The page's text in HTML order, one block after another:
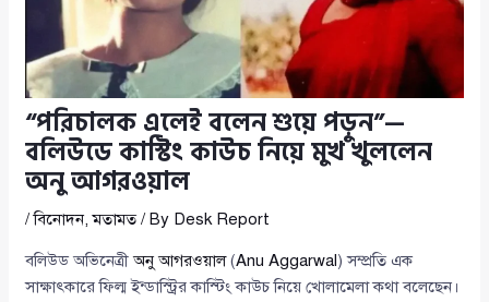
“পরিচালক এলেই বলেন শুয়ে পড়ুন”—
বলিউডে কাস্টিং কাউচ নিয়ে মুখ খুললেন
অনু আগরওয়াল
/বিনোদন,মতামত/ By Desk Report
বলিউড অভিনেত্রীঅনু আগরওয়াল(Anu Aggarwal ) সম্প্রতি এক
সাক্ষাৎকারে ফিল্ম ইন্ডাস্ট্রির কাস্টিং কাউচ নিয়ে খোলামেলা কথা বলেছেন।